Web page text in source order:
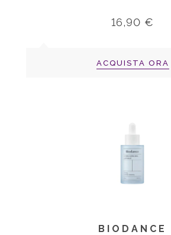
16,90 €
ACQUISTA ORA
BIODANCE